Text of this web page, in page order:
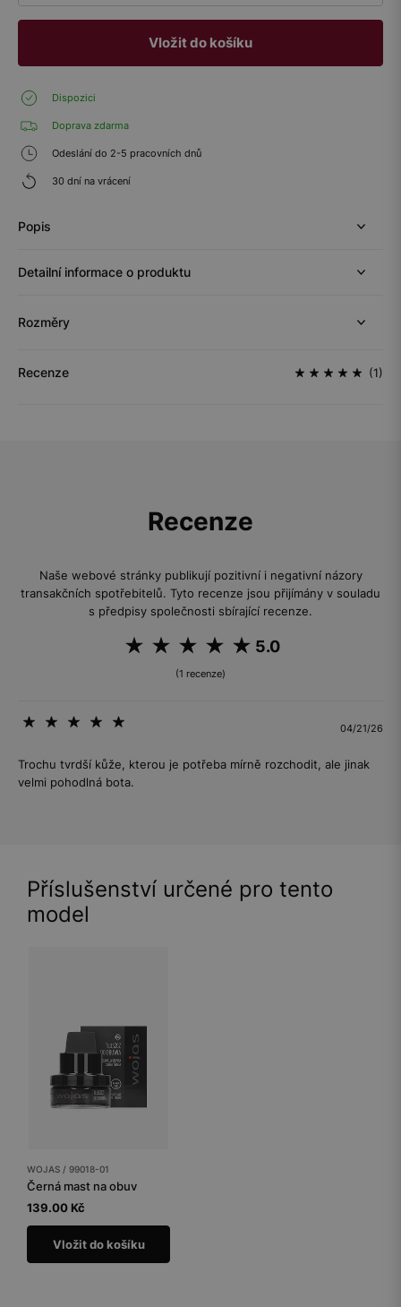
Vložit do košíku
Dispozici
Doprava zdarma
Odeslání do 2-5 pracovních dnů
30 dní na vrácení
Popis
Detailní informace o produktu
Rozměry
Recenze (1)
Recenze
Naše webové stránky publikují pozitivní i negativní názory
transakčních spotřebitelů. Tyto recenze jsou přijímány v souladu
s předpisy společnosti sbírající recenze.
5.0
(1 recenze)
04/21/26
Trochu tvrdší kůže, kterou je potřeba mírně rozchodit, ale jinak
velmi pohodlná bota.
Příslušenství určené pro tento
model
WOJAS / 99018-01
Černá mast na obuv
139.00 Kč
Vložit do košíku